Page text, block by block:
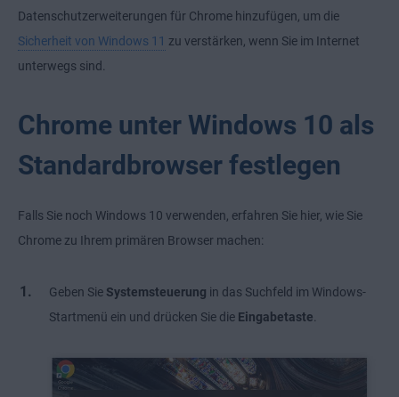
Datenschutzerweiterungen für Chrome hinzufügen, um die
Sicherheit von Windows 11 zu verstärken, wenn Sie im Internet
unterwegs sind.
Chrome unter Windows 10 als
Standardbrowser festlegen
Falls Sie noch Windows 10 verwenden, erfahren Sie hier, wie Sie
Chrome zu Ihrem primären Browser machen:
Geben Sie Systemsteuerung in das Suchfeld im Windows-
Startmenü ein und drücken Sie die Eingabetaste